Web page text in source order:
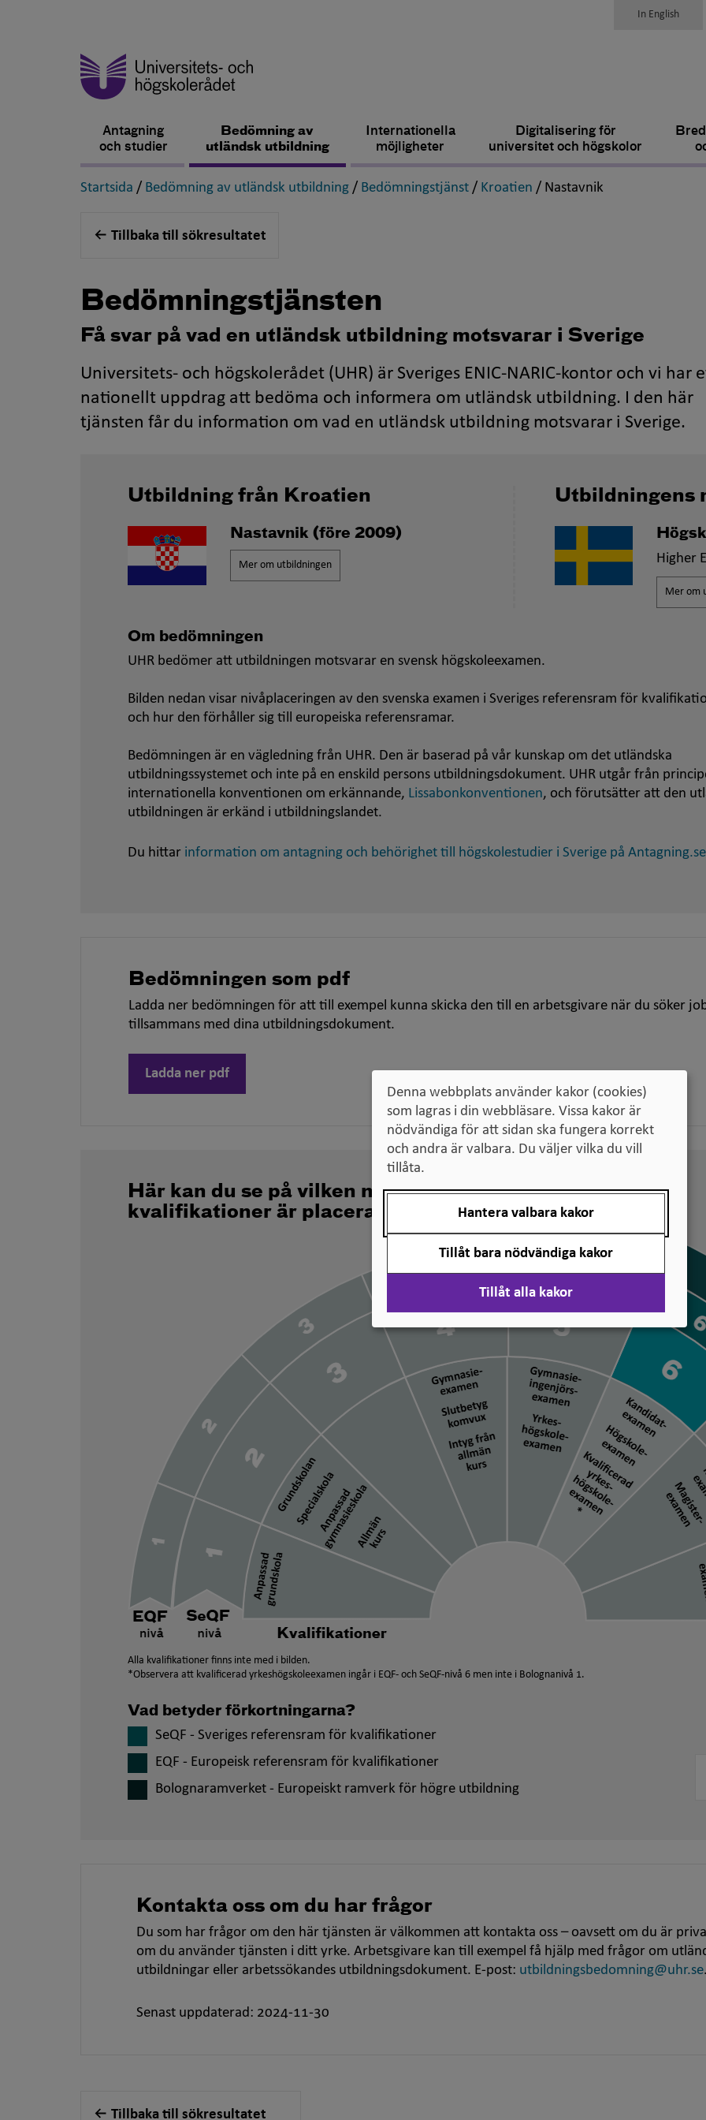
In English
Antagning
och studier
Bedömning av
utländsk utbildning
Internationella
möjligheter
Digitalisering för
universitet och högskolor
Startsida ,
/ Bedömning av utländsk utbildning ,
/ Bedömningstjänst ,
/ Kroatien ,
/ Nastavnik
Tillbaka till sökresultatet
Bedömningstjänsten
Få svar på vad en utländsk utbildning motsvarar i Sverige
Universitets- och högskolerådet (UHR) är Sveriges ENIC-NARIC-kontor och vi har
nationellt uppdrag att bedöma och informera om utländsk utbildning. I den här
tjänsten får du information om vad en utländsk utbildning motsvarar i Sverige.
Utbildning från Kroatien
Nastavnik (före 2009)
Mer om utbildningen
Utbildningens
Higher
Mer om
Om bedömningen
UHR bedömer att utbildningen motsvarar en svensk högskoleexamen.
Bilden nedan visar nivåplaceringen av den svenska examen i Sveriges referensram för
och hur den förhåller sig till europeiska referensramar.
Bedömningen är en vägledning från UHR. Den är baserad på vår kunskap om det utländska
utbildningssystemet och inte på en enskild persons utbildningsdokument. UHR utgår från
internationella konventionen om erkännande, Lissabonkonventionen, och förutsätter att den
utbildningen är erkänd i utbildningslandet.
Du hittar information om antagning och behörighet till högskolestudier i Sverige på Antagning.se
Bedömningen som pdf
Ladda ner bedömningen för att till exempel kunna skicka den till en arbetsgivare när du söker
tillsammans med dina utbildningsdokument.
Ladda ner pdf
Här kan du se på vilken nivå svenska
kvalifikationer är placerade
Alla kvalifikationer finns inte med i bilden.
*Observera att kvalificerad yrkeshögskoleexamen ingår i EQF- och SeQF-nivå 6 men inte i Bolognanivå 1.
Vad betyder förkortningarna?
SeQF - Sveriges referensram för kvalifikationer
EQF - Europeisk referensram för kvalifikationer
Bolognaramverket - Europeiskt ramverk för högre utbildning
Kontakta oss om du har frågor
Du som har frågor om den här tjänsten är välkommen att kontakta oss – oavsett om du är
om du använder tjänsten i ditt yrke. Arbetsgivare kan till exempel få hjälp med frågor om
utbildningar eller arbetssökandes utbildningsdokument. E-post: utbildningsbedomning@uhr.se.
Senast uppdaterad: 2024-11-30
Tillbaka till sökresultatet
Denna webbplats använder kakor (cookies)
som lagras i din webbläsare. Vissa kakor är
nödvändiga för att sidan ska fungera korrekt
och andra är valbara. Du väljer vilka du vill
tillåta.
Hantera valbara kakor
Tillåt bara nödvändiga kakor
Tillåt alla kakor